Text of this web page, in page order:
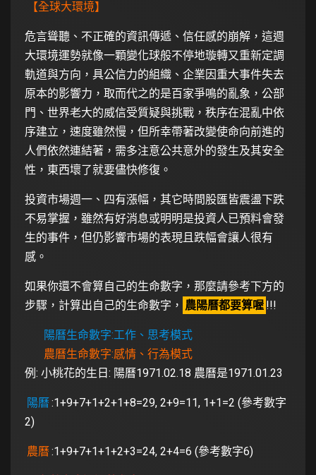
【全球大環境】
危言聳聽、不正確的資訊傳遞、信任感的崩解，這週
大環境運勢就像一顆變化球般不停地璇轉又重新定調
軌道與方向，具公信力的組織、企業因重大事件失去
原本的影響力，取而代之的是百家爭鳴的亂象，公部
門、世界老大的威信受質疑與挑戰，秩序在混亂中依
序建立，速度雖然慢，但所幸帶著改變使命向前進的
人們依然連結著，需多注意公共意外的發生及其安全
性，東西壞了就要儘快修復。
投資市場週一、四有漲幅，其它時間股匯皆震盪下跌
不易掌握，雖然有好消息或明明是投資人已預料會發
生的事件，但仍影響市場的表現且跌幅會讓人很有
感。
如果你還不會算自己的生命數字，那麼請參考下方的
步驟，計算出自己的生命數字， 農陽曆都要算喔 !!!
陽曆生命數字:工作、思考模式
農曆生命數字:感情、行為模式
例: 小桃花的生日: 陽曆1971.02.18 農曆是1971.01.23
陽曆:1+9+7+1+2+1+8=29, 2+9=11, 1+1=2 (參考數字
2)
農曆:1+9+7+1+1+2+3=24, 2+4=6 (參考數字6)